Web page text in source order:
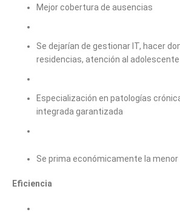
Mejor cobertura de ausencias
Se dejarían de gestionar IT, hacer
residencias, atención al adolescente
Especialización en patologías
integrada garantizada
Se prima económicamente la
Eficiencia